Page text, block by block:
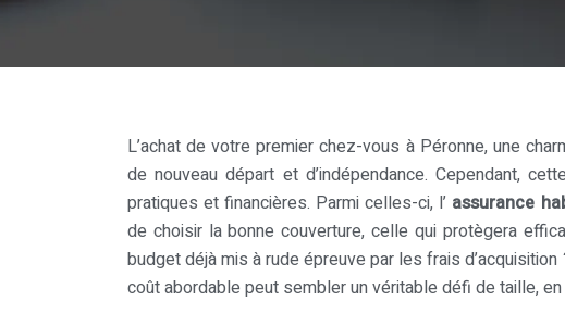
L’achat de votre premier chez-vous à Péronne, une
de nouveau départ et d’indépendance. Cependant,
pratiques et financières. Parmi celles-ci, l’ assurance
de choisir la bonne couverture, celle qui protègera
budget déjà mis à rude épreuve par les frais
coût abordable peut sembler un véritable défi de taille,